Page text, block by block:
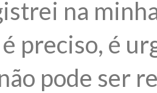
na
preciso, é
pode ser